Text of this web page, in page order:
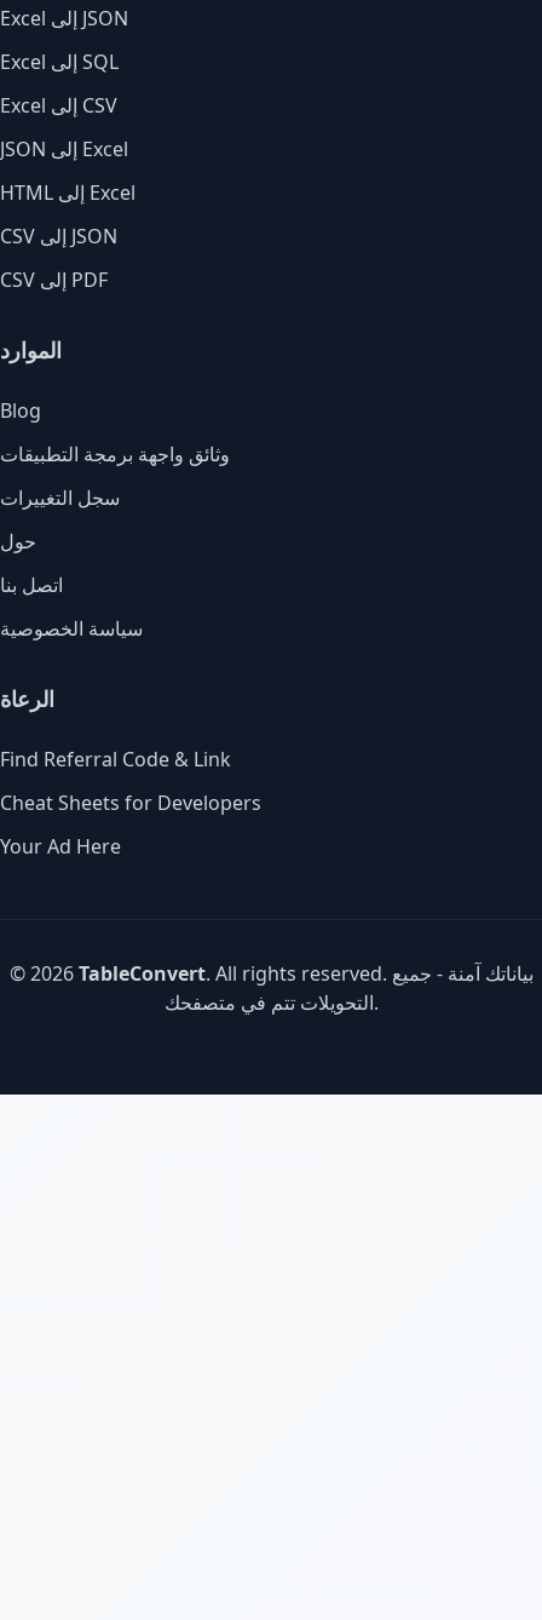
Excel إلى JSON
Excel إلى SQL
Excel إلى CSV
JSON إلى Excel
HTML إلى Excel
CSV إلى JSON
CSV إلى PDF
الموارد
Blog
وثائق واجهة برمجة التطبيقات
سجل التغييرات
حول
اتصل بنا
سياسة الخصوصية
الرعاة
Find Referral Code & Link
Cheat Sheets for Developers
Your Ad Here
© 2026TableConvert. All rights reserved. بياناتك آمنة - جميع
التحويلات تتم في متصفحك.